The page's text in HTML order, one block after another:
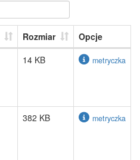
Rozmiar
Opcje
14 KB metryczka
382 KB metryczka